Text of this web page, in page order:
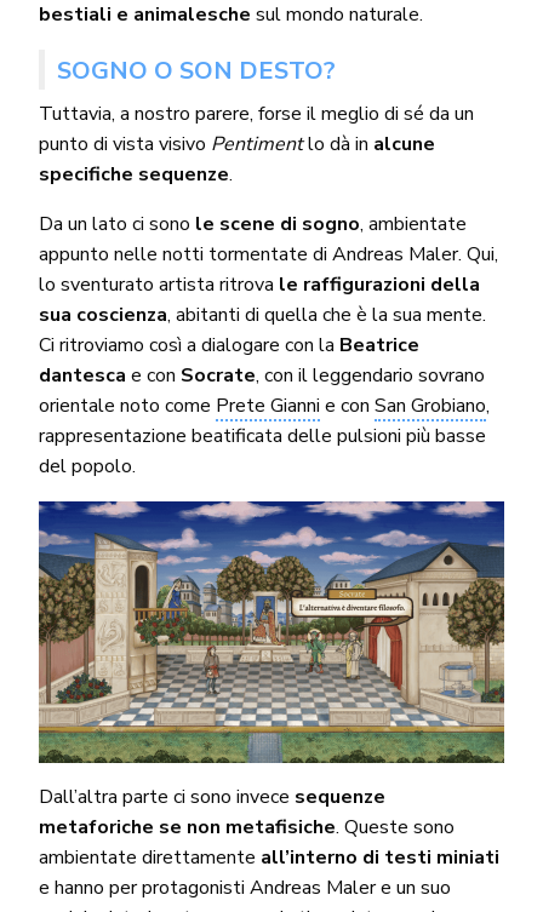
bestiali e animaleschesul mondo naturale.
SOGNO O SON DESTO?
Tuttavia, a nostro parere, forse il meglio di sé da un
punto di vista visivo Pentimentlo dà in alcune
specifiche sequenze.
Da un lato ci sono le scene di sogno, ambientate
appunto nelle notti tormentate di Andreas Maler. Qui,
lo sventurato artista ritrova le raffigurazioni della
sua coscienza, abitanti di quella che è la sua mente.
Ci ritroviamo così a dialogare con la Beatrice
dantesca e con Socrate, con il leggendario sovrano
orientale noto come Prete Gianni e conSan Grobiano,
rappresentazione beatificata delle pulsioni più basse
del popolo.
Dall’altra parte ci sono invece sequenze
metaforiche se non metafisiche. Queste sono
ambientate direttamente all’interno di testi miniati
e hanno per protagonisti Andreas Maler e un suo